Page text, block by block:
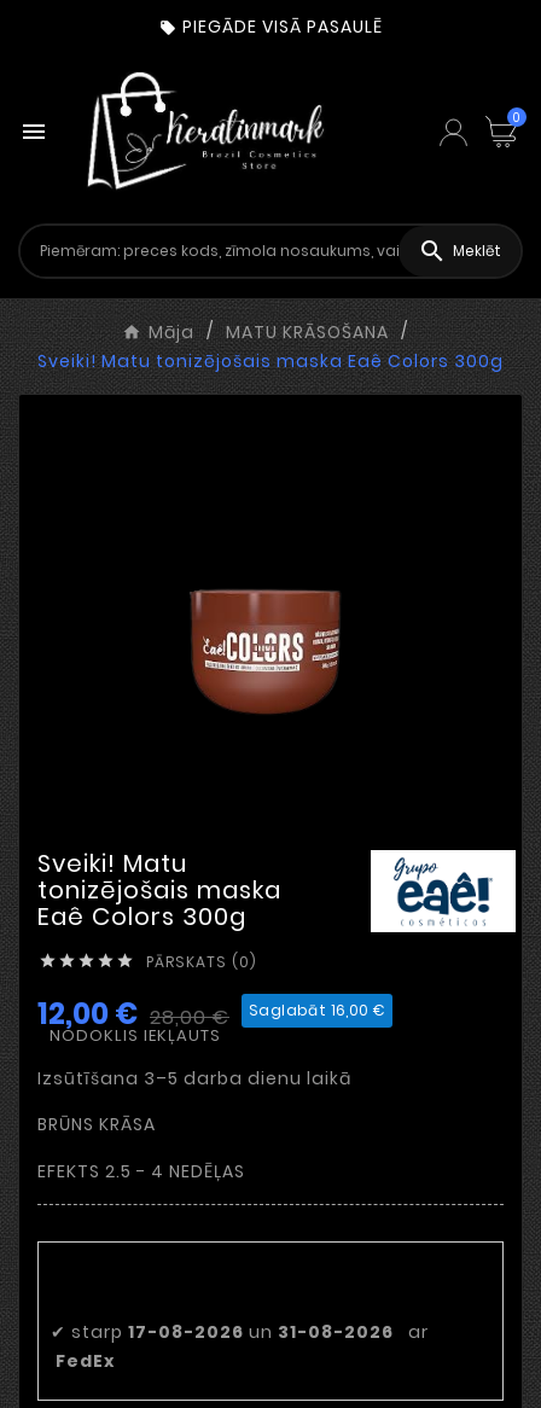
 PIEGĀDE VISĀ PASAULĒ
 0
 Meklēt
Māja
MATU KRĀSOŠANA
Sveiki! Matu tonizējošais maska Eaê Colors 300g
Sveiki! Matu
tonizējošais maska
Eaê Colors 300g
     PĀRSKATS (0)
12,00 € 28,00 € Saglabāt 16,00 €
NODOKLIS IEKĻAUTS
Izsūtīšana 3–5 darba dienu laikā
BRŪNS KRĀSA
EFEKTS 2.5 - 4 NEDĒĻAS
✔ starp 17-08-2026 un 31-08-2026
ar
FedEx